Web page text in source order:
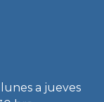
lunes a jueves